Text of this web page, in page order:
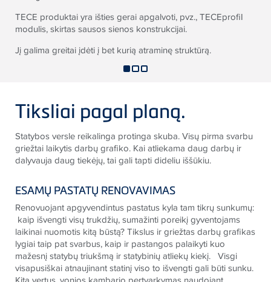
TECE produktai yra išties gerai apgalvoti, pvz.,TECEprofiI
modulis, skirtas sausos sienos konstrukcijai.
Jį galima greitai įdėti į bet kurią atraminę struktūrą.
Tiksliai pagal planą.
Statybos versle reikalinga protinga skuba. Visų pirma svarbu
griežtai laikytis darbų grafiko. Kai atliekama daug darbų ir
dalyvauja daug tiekėjų, tai gali tapti dideliu iššūkiu.
ESAMŲ PASTATŲ RENOVAVIMAS
Renovuojant apgyvendintus pastatus kyla tam tikrų sunkumų:
kaip išvengti visų trukdžių, sumažinti poreikį gyventojams
laikinai nuomotis kitą būstą? Tikslus ir griežtas darbų grafikas
lygiai taip pat svarbus, kaip ir pastangos palaikyti kuo
mažesnį statybų triukšmą ir statybinių atliekų kiekį. Visgi
visapusiškai atnaujinant statinį viso to išvengti gali būti sunku.